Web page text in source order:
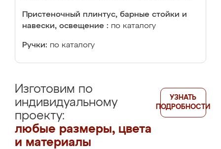
Пристеночный плинтус, барные стойки и
навески, освещение : по каталогу
Ручки: по каталогу
Изготовим по
индивидуальному
проекту:
любые размеры, цвета
и материалы
УЗНАТЬ
ПОДРОБНОСТИ